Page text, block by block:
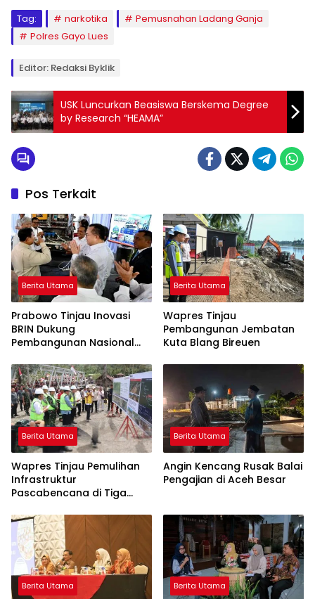
Tag: narkotika
Pemusnahan Ladang Ganja
Polres Gayo Lues
Editor: Redaksi Byklik
USK Luncurkan Beasiswa Berskema Degree
by Research “HEAMA”
Pos Terkait
Berita Utama
Prabowo Tinjau Inovasi
BRIN Dukung
Pembangunan Nasional
Berita Utama
Wapres Tinjau
Pembangunan Jembatan
Kuta Blang Bireuen
Berita Utama
Wapres Tinjau Pemulihan
Infrastruktur
Pascabencana di Tiga
Berita Utama
Angin Kencang Rusak Balai
Pengajian di Aceh Besar
Berita Utama Berita Utama